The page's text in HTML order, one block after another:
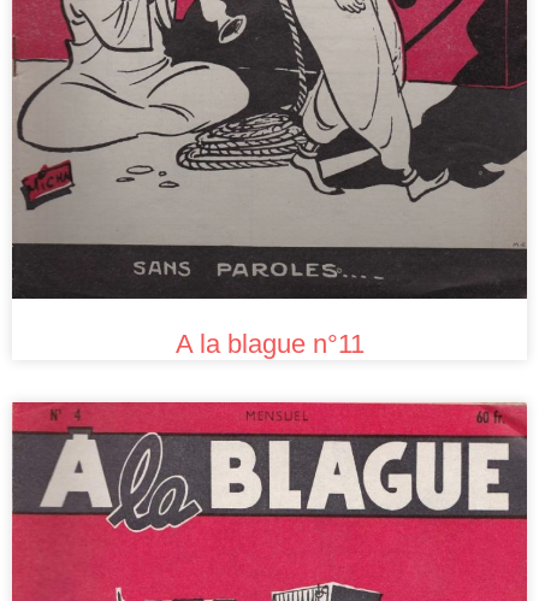
A la blague n°11